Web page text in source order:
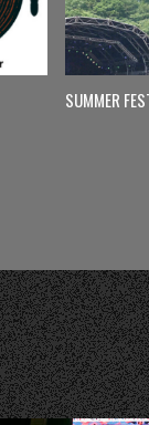
SUMMER